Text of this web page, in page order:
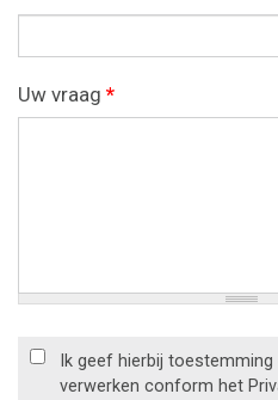
Uw vraag *
Ik geef hierbij
verwerken conform het